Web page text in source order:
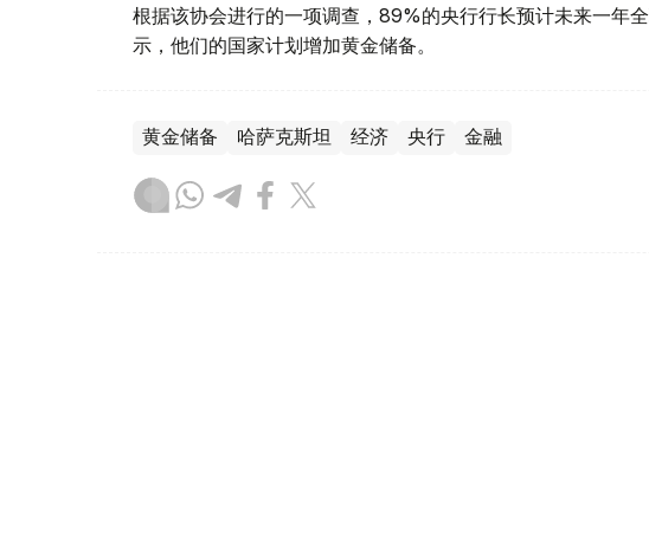
根据该协会进行的一项调查，89%的央行行长预计未来一年
示，他们的国家计划增加黄金储备。
黄金储备 哈萨克斯坦 经济 央行 金融